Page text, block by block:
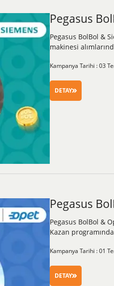
Pegasus
Pegasus BolBol &
makinesi
Kampanya Tarihi : 03
DETAY
Pegasus
Pegasus BolBol &
Kazan
Kampanya Tarihi : 01
DETAY